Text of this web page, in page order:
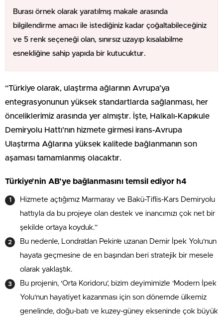
Burası örnek olarak yaratılmış makale arasında
bilgilendirme amacı ile istediğiniz kadar çoğaltabileceğiniz
ve 5 renk seçeneği olan, sınırsız uzayıp kısalabilme
esnekliğine sahip yapıda bir kutucuktur.
“Türkiye olarak, ulaştırma ağlarının Avrupa’ya
entegrasyonunun yüksek standartlarda sağlanması, her
önceliklerimiz arasında yer almıştır. İşte, Halkalı-Kapıkule
Demiryolu Hattı’nın hizmete girmesi irans-Avrupa
Ulaştırma Ağlarına yüksek kalitede bağlanmanın son
aşaması tamamlanmış olacaktır.
Türkiye’nin AB’ye bağlanmasını temsil ediyor h4
Hizmete açtığımız Marmaray ve Bakü-Tiflis-Kars Demiryolu
hattıyla da bu projeye olan destek ve inancımızı çok net bir
şekilde ortaya koyduk.”
Bu nedenle, Londra’dan Pekin’e uzanan Demir İpek Yolu’nun
hayata geçmesine de en başından beri stratejik bir mesele
olarak yaklaştık.
Bu projenin, ‘Orta Koridoru’, bizim deyimimizle ‘Modern İpek
Yolu’nun hayatiyet kazanması için son dönemde ülkemiz
genelinde, doğu-batı ve kuzey-güney ekseninde çok büyük